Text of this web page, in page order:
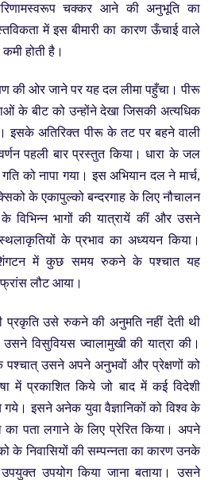
चक्कर आने की अनुभूति का
में इस बीमारी का कारण ऊँचाई वाले
होती है।
की ओर जाने पर यह दल लीमा पहुँचा। पीरू
के बीट को उन्होंने देखा जिसकी अत्यधिक
इसके अतिरिक्त पीरू के तट पर बहने वाली
पहली बार प्रस्तुत किया। धारा के जल
को नापा गया। इस अभियान दल ने मार्च,
के एकापुल्को बन्दरगाह के लिए नौचालन
विभिन्न भागों की यात्रायें कीं और उसने
के प्रभाव का अध्ययन किया।
में कुछ समय रुकने के पश्चात यह
लौट आया।
उसे रुकने की अनुमति नहीं देती थी
विसुवियस ज्वालामुखी की यात्रा की।
पश्चात् उसने अपने अनुभवों और प्रेक्षणों को
में प्रकाशित किये जो बाद में कई विदेशी
गये। इसने अनेक युवा वैज्ञानिकों को विश्व के
पता लगाने के लिए प्रेरित किया। अपने
के निवासियों की सम्पन्नता का कारण उनके
उपयुक्त उपयोग किया जाना बताया। उसने